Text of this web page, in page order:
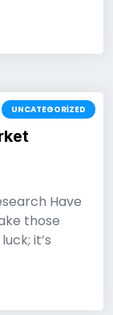
UNCATEGORIZED
Have
those
it’s